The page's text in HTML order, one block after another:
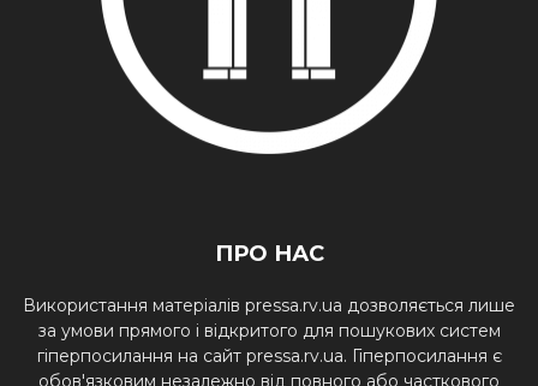
ПРО НАС
Використання матеріалів pressa.rv.ua дозволяється лише
за умови прямого і відкритого для пошукових систем
гіперпосилання на сайт pressa.rv.ua. Гіперпосилання є
обов'язковим незалежно від повного або часткового